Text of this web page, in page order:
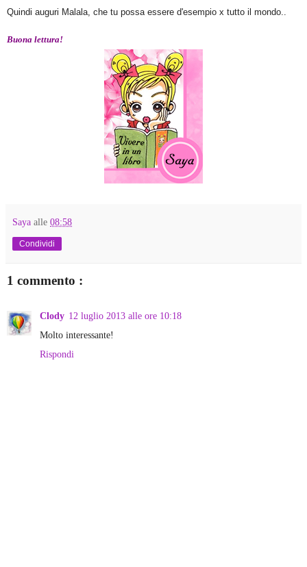
Quindi auguri Malala, che tu possa essere d'esempio x tutto il mondo..
Buona lettura!
Saya alle 08:58
Condividi
1 commento :
Clody 12 luglio 2013 alle ore 10:18
Molto interessante!
Rispondi